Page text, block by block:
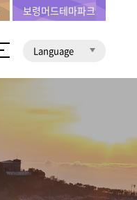
Language
보령머드테마파크